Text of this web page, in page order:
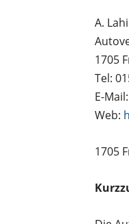
A.
1705
Tel:
E-
Web:
1705